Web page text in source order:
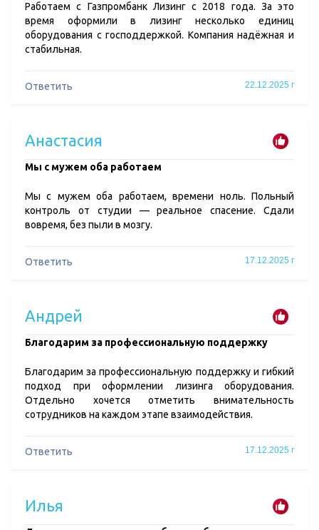
Работаем с Газпромбанк Лизинг с 2018 года. За это
время оформили в лизинг несколько единиц
оборудования с господдержкой. Компания надёжная и
стабильная.
Ответить 22.12.2025 г
Анастасия
​Мы с мужем оба работаем
Мы с мужем оба работаем, времени ноль. Польный
контроль от студии — реальное спасение. Сдали
вовремя, без пыли в мозгу.
Ответить 17.12.2025 г
Андрей
​Благодарим за профессиональную поддержку
Благодарим за профессиональную поддержку и гибкий
подход при оформлении лизинга оборудования.
Отдельно хочется отметить внимательность
сотрудников на каждом этапе взаимодействия.
Ответить 17.12.2025 г
Илья